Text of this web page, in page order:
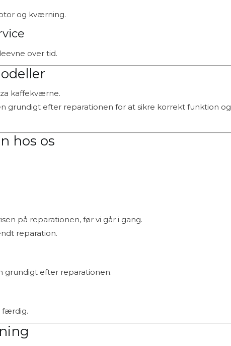
og kværning.
over tid.
kaffekværne.
grundigt efter reparationen for at sikre korrekt funktion og
hos os
på reparationen, før vi går i gang.
reparation.
grundigt efter reparationen.
færdig.